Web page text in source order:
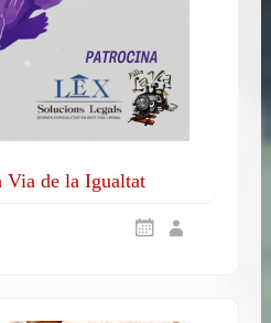
de la Igualtat